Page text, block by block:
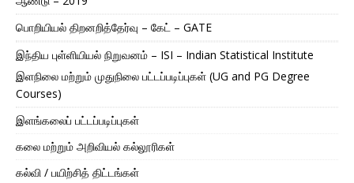
பொறியியல் திறனறித்தேர்வு – கேட் – GATE
இந்திய புள்ளியியல் நிறுவனம் – ISI – Indian Statistical Institute
இளநிலை மற்றும் முதுநிலை பட்டப்படிப்புகள் (UG and PG Degree
Courses)
இளங்கலைப் பட்டப்படிப்புகள்
கலை மற்றும் அறிவியல் கல்லூரிகள்
கல்வி / பயிற்சித் திட்டங்கள்